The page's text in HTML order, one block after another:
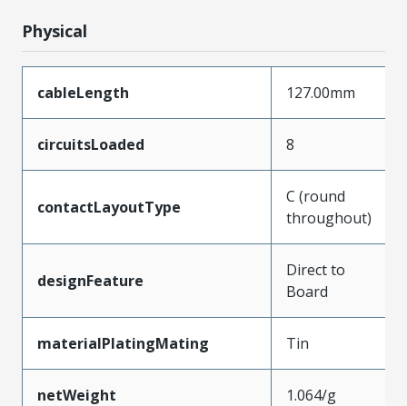
Physical
cableLength 127.00mm
circuitsLoaded 8
contactLayoutType
C (round
throughout)
designFeature
Direct to
Board
materialPlatingMating Tin
netWeight 1.064/g